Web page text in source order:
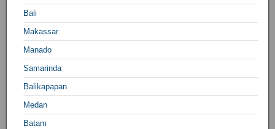
Bali
Makassar
Manado
Samarinda
Balikapapan
Medan
Batam